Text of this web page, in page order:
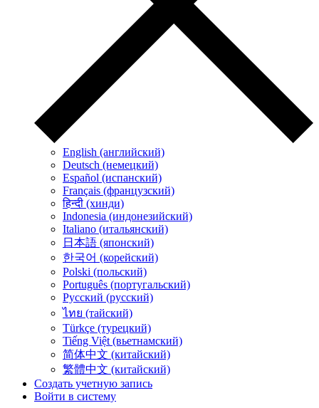
English (английский)
Deutsch (немецкий)
Español (испанский)
Français (французский)
हिन्दी (хинди)
Indonesia (индонезийский)
Italiano (итальянский)
日本語 (японский)
한국어 (корейский)
Polski (польский)
Português (португальский)
Русский (русский)
ไทย (тайский)
Türkçe (турецкий)
Tiếng Việt (вьетнамский)
简体中文 (китайский)
繁體中文 (китайский)
Создать учетную запись
Войти в систему